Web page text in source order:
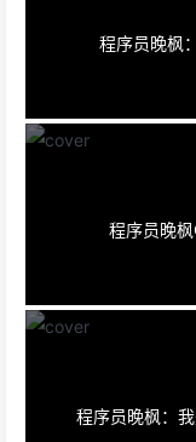
程序员晚枫
程序员晚
程序员晚枫：